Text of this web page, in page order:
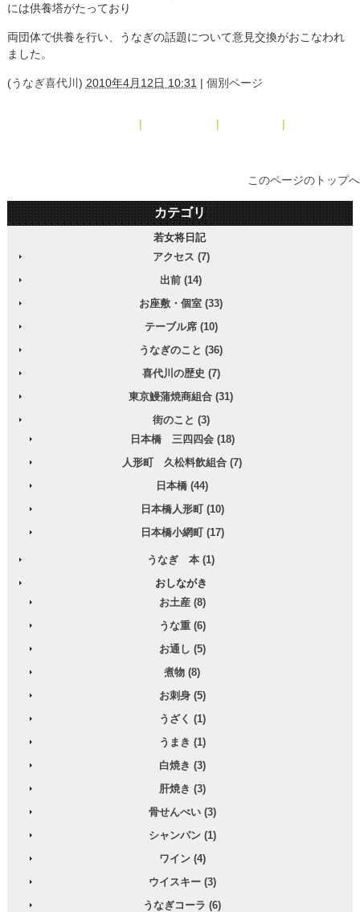
には供養塔がたっており
両団体で供養を行い、うなぎの話題について意見交換がおこなわれ
ました。
(うなぎ喜代川 ) 2010年4月12日 10:31 | 個別ページ
| | |
このページのトップへ
カテゴリ
若女将日記
アクセス (7)
出前 (14)
お座敷・個室 (33)
テーブル席 (10)
うなぎのこと (36)
喜代川の歴史 (7)
東京鰻蒲焼商組合 (31)
街のこと (3)
日本橋 三四四会 (18)
人形町 久松料飲組合 (7)
日本橋 (44)
日本橋人形町 (10)
日本橋小網町 (17)
うなぎ 本 (1)
おしながき
お土産 (8)
うな重 (6)
お通し (5)
煮物 (8)
お刺身 (5)
うざく (1)
うまき (1)
白焼き (3)
肝焼き (3)
骨せんべい (3)
シャンパン (1)
ワイン (4)
ウイスキー (3)
うなぎコーラ (6)